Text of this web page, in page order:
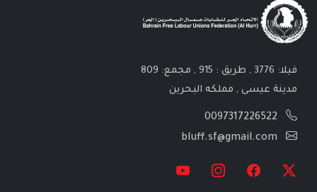
فيلا: 3776 , طريق : 915 , مجمع: 809
مدينة عيسى , مملكه البحرين
0097317226522
bluff.sf@gmail.com